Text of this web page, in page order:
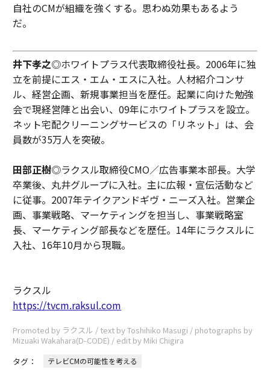
自社のCMが組織を強くする。思わぬ効果もあるよう
だ。
井下孝之◎ホワイトプラス代表取締役社長。2006年に独
立を前提にエス・エム・エスに入社。人材紹介コンサ
ル、経営企画、新規事業担当を歴任。起業に向けた勉強
会で現経営陣と出会い、09年にホワイトプラスを設立。
ネット宅配クリーニングサービスの「リネット」は、会
員数が35万人を突破。
田部正樹◎ラクスル取締役CMO／広告事業本部長。大学
卒業後、丸井グループに入社。主に広報・宣伝活動など
に従事。2007年テイクアンドギヴ・ニーズ入社。営業企
画、事業戦略、マーケティングを担当し、事業戦略室
長、マーケティング部長などを歴任。14年にラクスルに
入社、16年10月から現職。
ラクスル
https://tvcm.raksul.com
Promoted by ラクスル / text by Toshihiko Masugi / photographs by
Mizuaki Wakahara(D-CODE) / edit by Miki Chigira
タグ：
テレビCMの可能性を考える